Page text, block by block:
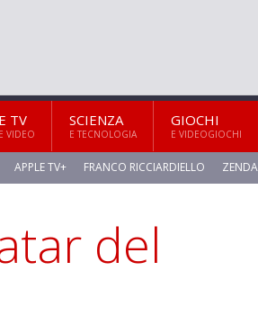
TV
VIDEO
SCIENZA
E TECNOLOGIA
GIOCHI
E VIDEOGIOCHI
APPLE TV+ FRANCO RICCIARDIELLO
del